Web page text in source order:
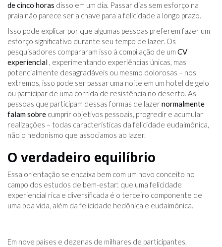
de cinco horas disso em um dia. Passar dias sem esforço na
praia não parece ser a chave para a felicidade a longo prazo.
Isso pode explicar por que algumas pessoas preferem fazer um
esforço significativo durante seu tempo de lazer. Os
pesquisadores compararam isso à compilação de um CV
experiencial , experimentando experiências únicas, mas
potencialmente desagradáveis ​​ou mesmo dolorosas – nos
extremos, isso pode ser passar uma noite em um hotel de gelo
ou participar de uma corrida de resistência no deserto. As
pessoas que participam dessas formas de lazernormalmente
falam sobre cumprir objetivos pessoais, progredir e acumular
realizações – todas características da felicidade eudaimônica,
não o hedonismo que associamos ao lazer.
O verdadeiro equilíbrio
Essa orientação se encaixa bem com um novo conceito no
campo dos estudos de bem-estar: que uma felicidade
experiencial rica e diversificada é o terceiro componente de
uma boa vida, além da felicidade hedônica e eudaimônica.
Em nove países e dezenas de milhares de participantes,